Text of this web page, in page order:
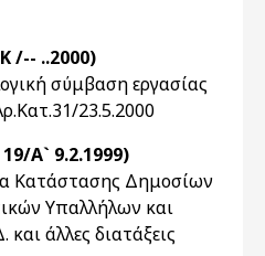
/-- ..2000)
σύμβαση εργασίας
23.5.2000
Α` 9.2.1999)
Κατάστασης Δημοσίων
Υπαλλήλων και
άλλες διατάξεις